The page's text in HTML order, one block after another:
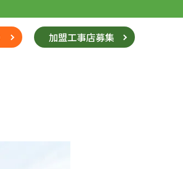
加盟工事店募集